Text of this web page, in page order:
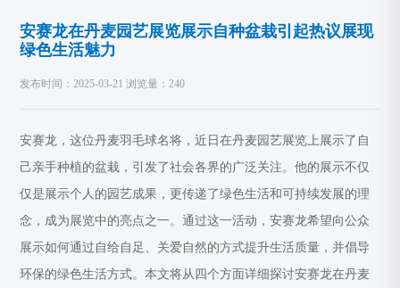
安赛龙在丹麦园艺展览展示自种盆栽引起热议展现
绿色生活魅力
发布时间：2025-03-21 浏览量：240
安赛龙，这位丹麦羽毛球名将，近日在丹麦园艺展览上展示了自
己亲手种植的盆栽，引发了社会各界的广泛关注。他的展示不仅
仅是展示个人的园艺成果，更传递了绿色生活和可持续发展的理
念，成为展览中的亮点之一。通过这一活动，安赛龙希望向公众
展示如何通过自给自足、关爱自然的方式提升生活质量，并倡导
环保的绿色生活方式。本文将从四个方面详细探讨安赛龙在丹麦